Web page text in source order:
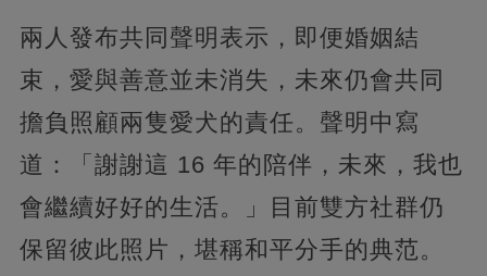
兩人發布共同聲明表示，即便婚姻結
束，愛與善意並未消失，未來仍會共同
擔負照顧兩隻愛犬的責任。聲明中寫
道：「謝謝這 16 年的陪伴，未來，我也
會繼續好好的生活。」目前雙方社群仍
保留彼此照片，堪稱和平分手的典范。